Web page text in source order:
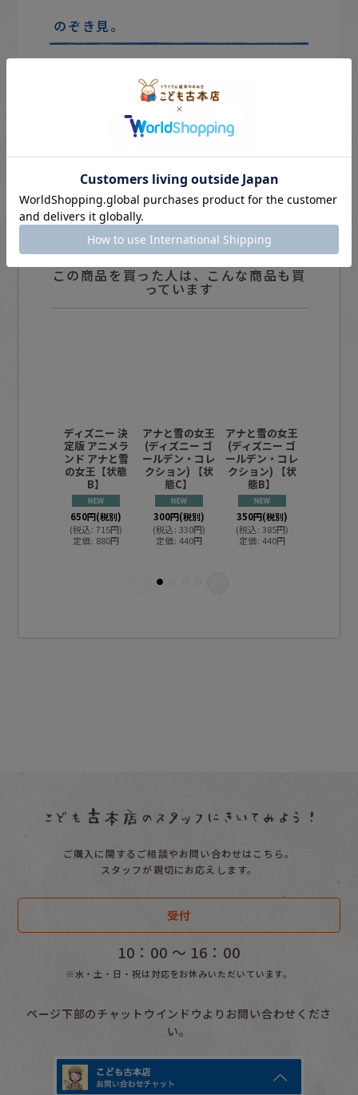
のぞき見。
この商品を買った人は、こんな商品も買
っています
ディズニー 決
定版 アニメラ
ンド アナと雪
の女王【状態
B】
650円(税別)
(税込: 715円)
定価: 880円
アナと雪の女王
(ディズニー ゴ
ールデン・コレ
クション) 【状
態C】
300円(税別)
(税込: 330円)
定価: 440円
アナと雪の女王
(ディズニー ゴ
ールデン・コレ
クション) 【状
態B】
350円(税別)
(税込: 385円)
定価: 440円
ご購入に関するご相談やお問い合わせはこちら。
スタッフが親切にお応えします。
受付
10：00 〜 16：00
※水・土・日・祝は対応をお休みいただいています。
ページ下部のチャットウインドウよりお問い合わせくださ
い。